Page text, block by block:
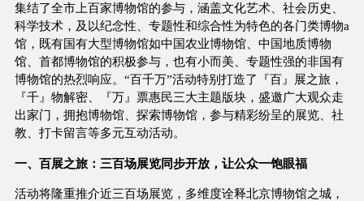
集结了全市上百家博物馆的参与，涵盖文化艺术、社会历史、
科学技术，及以纪念性、专题性和综合性为特色的各门类博物a
馆，既有国有大型博物馆如中国农业博物馆、中国地质博物
馆、首都博物馆的积极参与，也有小而美、专题性强的非国有
博物馆的热烈响应。“百千万”活动特别打造了『百』展之旅，
『千』物解密、『万』票惠民三大主题版块，盛邀广大观众走
出家门，拥抱博物馆、探索博物馆，参与精彩纷呈的展览、社
教、打卡留言等多元互动活动。
一、百展之旅：三百场展览同步开放，让公众一饱眼福
活动将隆重推介近三百场展览，多维度诠释北京博物馆之城，